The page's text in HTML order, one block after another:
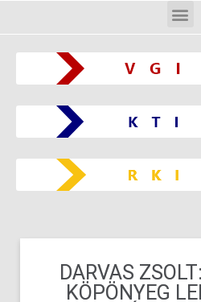
DARVAS
KÖPÖNYEG